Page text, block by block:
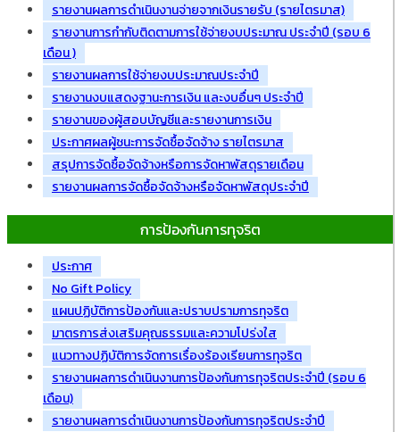
รายงานผลการดำเนินงานจ่ายจากเงินรายรับ (รายไตรมาส)
รายงานการกำกับติดตามการใช้จ่ายงบประมาณ ประจำปี (รอบ 6
เดือน )
รายงานผลการใช้จ่ายงบประมาณประจำปี
รายงานงบแสดงฐานะการเงิน และงบอื่นๆ ประจำปี
รายงานของผู้สอบบัญชีและรายงานการเงิน
ประกาศผลผู้ชนะการจัดซื้อจัดจ้าง รายไตรมาส
สรุปการจัดซื้อจัดจ้างหรือการจัดหาพัสดุรายเดือน
รายงานผลการจัดซื้อจัดจ้างหรือจัดหาพัสดุประจำปี
การป้องกันการทุจริต
ประกาศ
No Gift Policy
แผนปฏิบัติการป้องกันและปราบปรามการทุจริต
มาตรการส่งเสริมคุณธรรมและความโปร่งใส
แนวทางปฏิบัติการจัดการเรื่องร้องเรียนการทุจริต
รายงานผลการดำเนินงานการป้องกันการทุจริตประจำปี (รอบ 6
เดือน)
รายงานผลการดำเนินงานการป้องกันการทุจริตประจำปี